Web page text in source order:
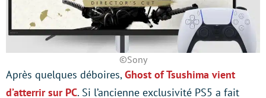
©Sony
Après quelques déboires,Ghost of Tsushima vient
d’atterrir sur PC. Si l’ancienne exclusivité PS5 a fait